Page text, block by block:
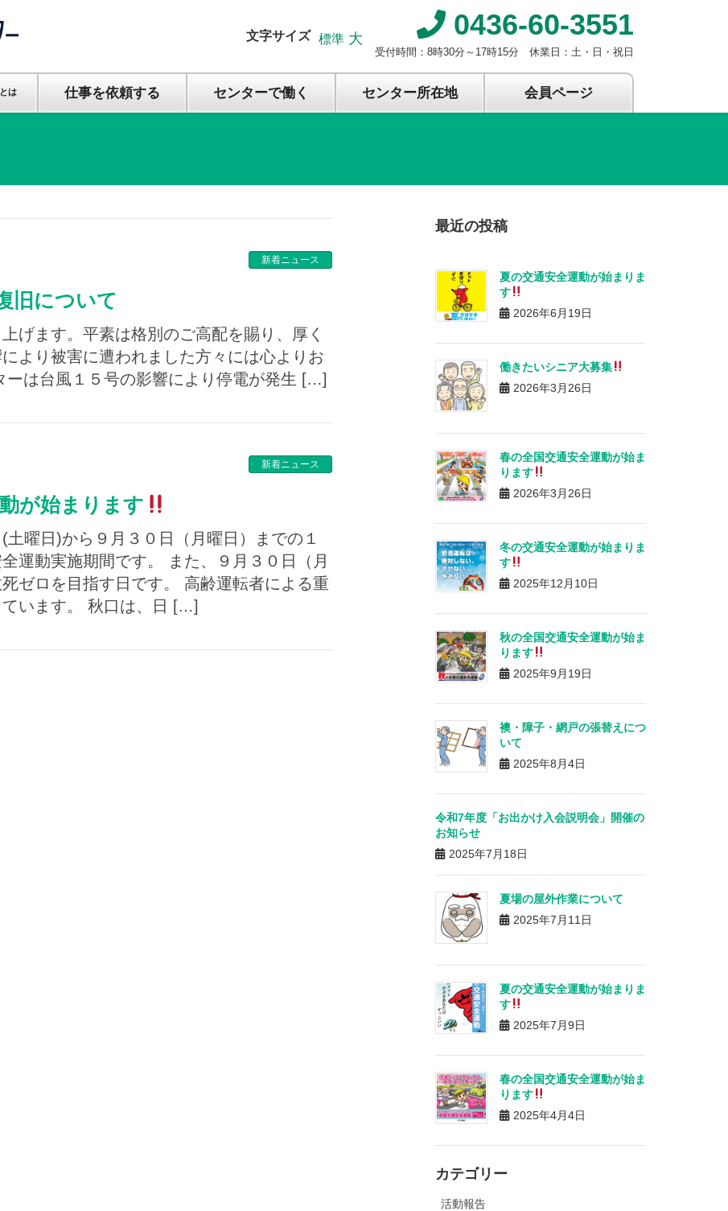
文字サイズ 標準 大 0436-60-3551
受付時間：8時30分～17時15分 休業日：土・日・祝日
は 仕事を依頼する センターで働く センター所在地 会員ページ
新着ニュース
旧について
げます。平素は格別のご高配を賜り、厚く
より被害に遭われました方々には心よりお
ーは台風１５号の影響により停電が発生 […]
新着ニュース
動が始まります
土曜日)から９月３０日（月曜日）までの１
運動実施期間です。 また、９月３０日（月
ゼロを目指す日です。 高齢運転者による重
います。 秋口は、日 […]
最近の投稿
夏の交通安全運動が始まりま
す
2026年6月19日
働きたいシニア大募集
2026年3月26日
春の全国交通安全運動が始ま
ります
2026年3月26日
冬の交通安全運動が始まりま
す
2025年12月10日
秋の全国交通安全運動が始ま
ります
2025年9月19日
襖・障子・網戸の張替えにつ
いて
2025年8月4日
令和7年度「お出かけ入会説明会」開催の
お知らせ
2025年7月18日
夏場の屋外作業について
2025年7月11日
夏の交通安全運動が始まりま
す
2025年7月9日
春の全国交通安全運動が始ま
ります
2025年4月4日
カテゴリー
活動報告